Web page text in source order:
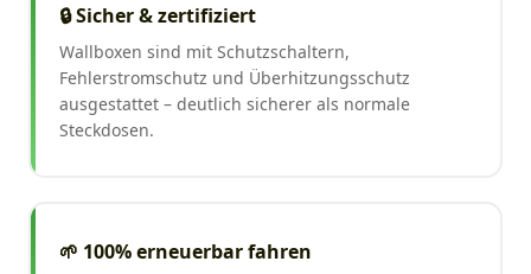
🔒 Sicher & zertifiziert
Wallboxen sind mit Schutzschaltern,
Fehlerstromschutz und Überhitzungsschutz
ausgestattet – deutlich sicherer als normale
Steckdosen.
🌱 100% erneuerbar fahren